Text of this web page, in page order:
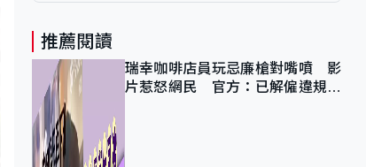
推薦閱讀
瑞幸咖啡店員玩忌廉槍對嘴噴 影
片惹怒網民 官方：已解僱違規員